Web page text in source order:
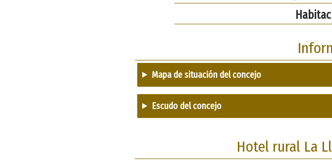
Mapa de situación del concejo
Escudo del concejo
Hotel rural La